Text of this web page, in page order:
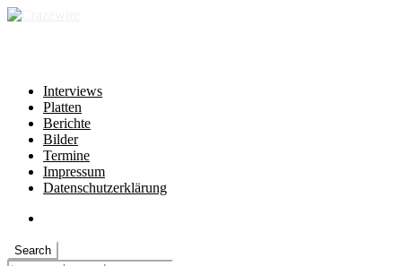
Interviews
Platten
Berichte
Bilder
Termine
Impressum
Datenschutzerklärung